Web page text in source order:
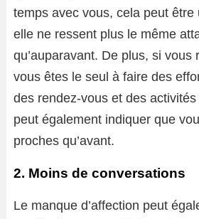
temps avec vous, cela peut être
elle ne ressent plus le même
qu’auparavant. De plus, si vous
vous êtes le seul à faire des
des rendez-vous et des
peut également indiquer que
proches qu’avant.
2. Moins de conversations
Le manque d’affection peut